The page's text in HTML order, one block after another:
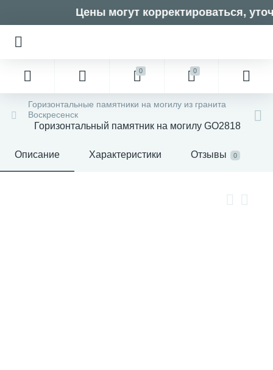
Цены могут корректироваться,
0 0
Горизонтальные памятники на могилу из гранита
Воскресенск
Горизонтальный памятник на могилу GO2818
Описание Характеристики Отзывы 0